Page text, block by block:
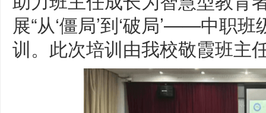
展“从‘僵局’到‘破局’——中职
训。此次培训由我校敬霞班主